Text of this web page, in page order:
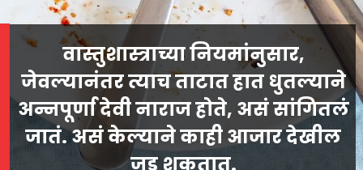
वास्तुशास्त्राच्या नियमांनुसार,
जेवल्यानंतर त्याच ताटात हात धुतल्याने
अन्नपूर्णा देवी नाराज होते, असं सांगितलं
जातं. असं केल्याने काही आजार देखील